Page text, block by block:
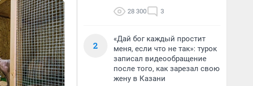
28 300 3
2
«Дай бог каждый простит
меня, если что не так»: турок
записал видеообращение
после того, как зарезал свою
жену в Казани